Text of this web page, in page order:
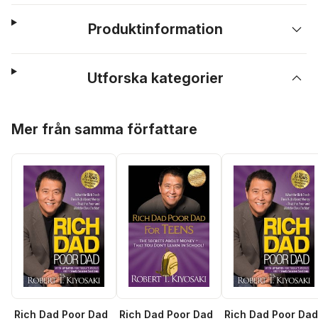
Produktinformation
Utforska kategorier
Mer från samma författare
Rich Dad Poor Dad
Rich Dad Poor Dad
Rich Dad Poor Dad